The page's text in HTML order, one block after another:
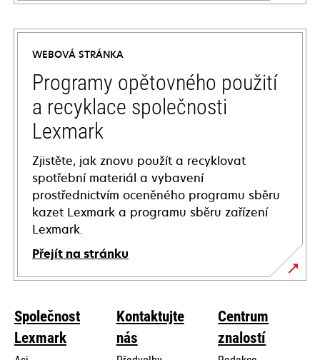
opens
in
new
tab
WEBOVÁ STRÁNKA
Programy opětovného použití
a recyklace společnosti
Lexmark
Zjistěte, jak znovu použít a recyklovat
spotřební materiál a vybavení
prostřednictvím oceněného programu sběru
kazet Lexmark a programu sběru zařízení
Lexmark.
Přejít na stránku
Společnost
Lexmark
Kontaktujte
nás
Centrum
znalostí